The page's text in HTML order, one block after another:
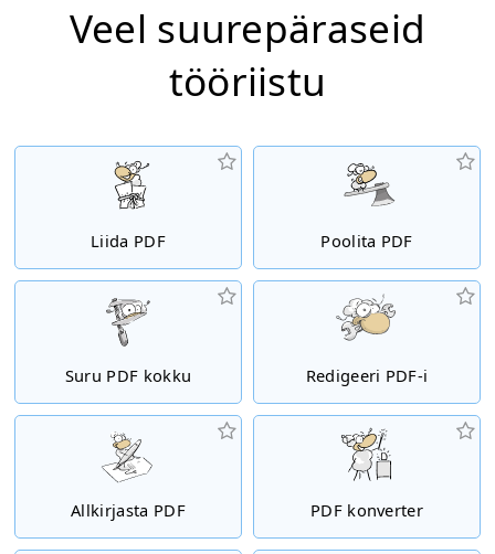
Veel suurepäraseid
tööriistu
Liida PDF Poolita PDF
Suru PDF kokku Redigeeri PDF-i
Allkirjasta PDF PDF konverter